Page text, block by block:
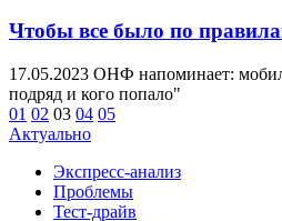
Чтобы все было по
17.05.2023 ОНФ напоминает:
подряд и кого попало"
01 02 03 04 05
Актуально
Экспресс-анализ
Проблемы
Тест-драйв